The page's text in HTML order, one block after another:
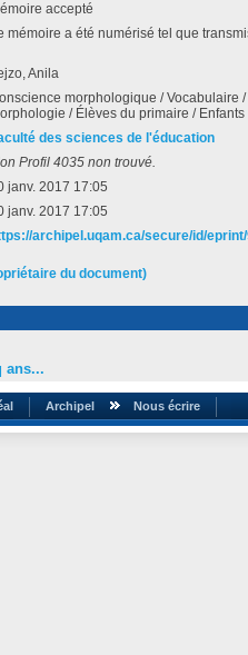
accepté
mémoire a été numérisé tel que
Anila
morphologique / Vocabulaire
/ Élèves du primaire /
des sciences de l'éducation
Profil 4035 non trouvé.
janv. 2017 17:05
janv. 2017 17:05
archipel.uqam.ca/secure/id/
du document)
ans...
Archipel Nous écrire